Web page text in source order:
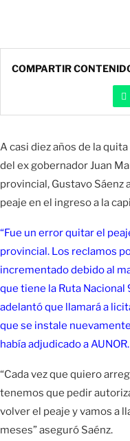
COMPARTIR
A casi diez años de la
del ex gobernador Juan
provincial, Gustavo Sáenz
peaje en el ingreso a la
“Fue un error quitar el
provincial. Los reclamos
incrementado debido al
que tiene la Ruta
adelantó que llamará a
que se instale
había adjudicado a AUNOR.
“Cada vez que quiero
tenemos que pedir
volver el peaje y vamos a
meses” aseguró Saénz.